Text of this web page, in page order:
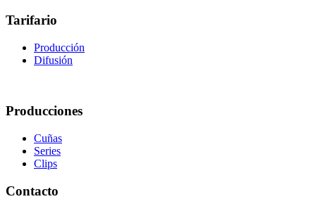
Tarifario
Producción
Difusión
Producciones
Cuñas
Series
Clips
Contacto